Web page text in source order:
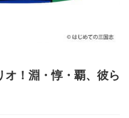
！淵・惇・覇、彼ら